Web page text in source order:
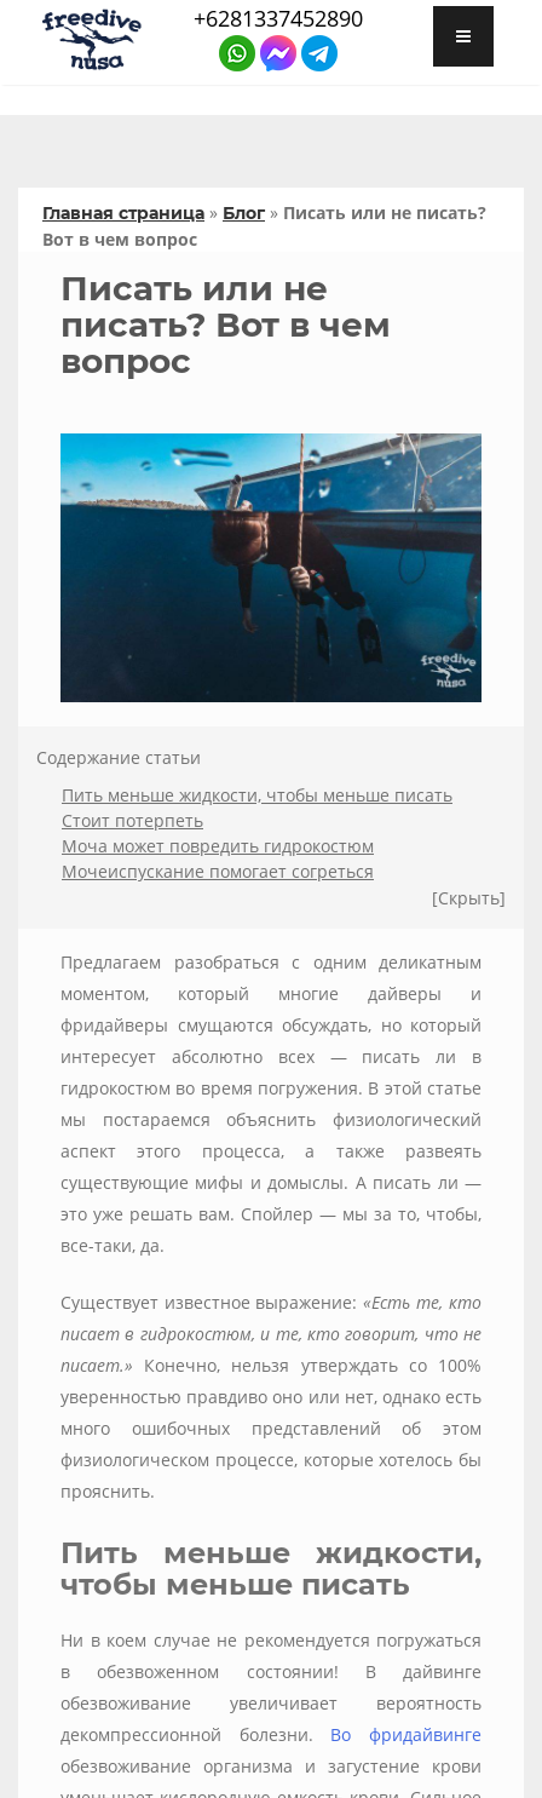
+6281337452890
Главная страница » Блог » Писать или не писать?
Вот в чем вопрос
Писать или не
писать? Вот в чем
вопрос
Содержание статьи
Пить меньше жидкости, чтобы меньше писать
Стоит потерпеть
Моча может повредить гидрокостюм
Мочеиспускание помогает согреться
[Скрыть]
Предлагаем разобраться с одним деликатным
моментом, который многие дайверы и
фридайверы смущаются обсуждать, но который
интересует абсолютно всех — писать ли в
гидрокостюм во время погружения. В этой статье
мы постараемся объяснить физиологический
аспект этого процесса, а также развеять
существующие мифы и домыслы. А писать ли —
это уже решать вам. Спойлер — мы за то, чтобы,
все-таки, да.
Существует известное выражение: «Есть те, кто
писает в гидрокостюм, и те, кто говорит, что не
писает.» Конечно, нельзя утверждать со 100%
уверенностью правдиво оно или нет, однако есть
много ошибочных представлений об этом
физиологическом процессе, которые хотелось бы
прояснить.
Пить меньше жидкости,
чтобы меньше писать
Ни в коем случае не рекомендуется погружаться
в обезвоженном состоянии! В дайвинге
обезвоживание увеличивает вероятность
декомпрессионной болезни. Во фридайвинге
обезвоживание организма и загустение крови